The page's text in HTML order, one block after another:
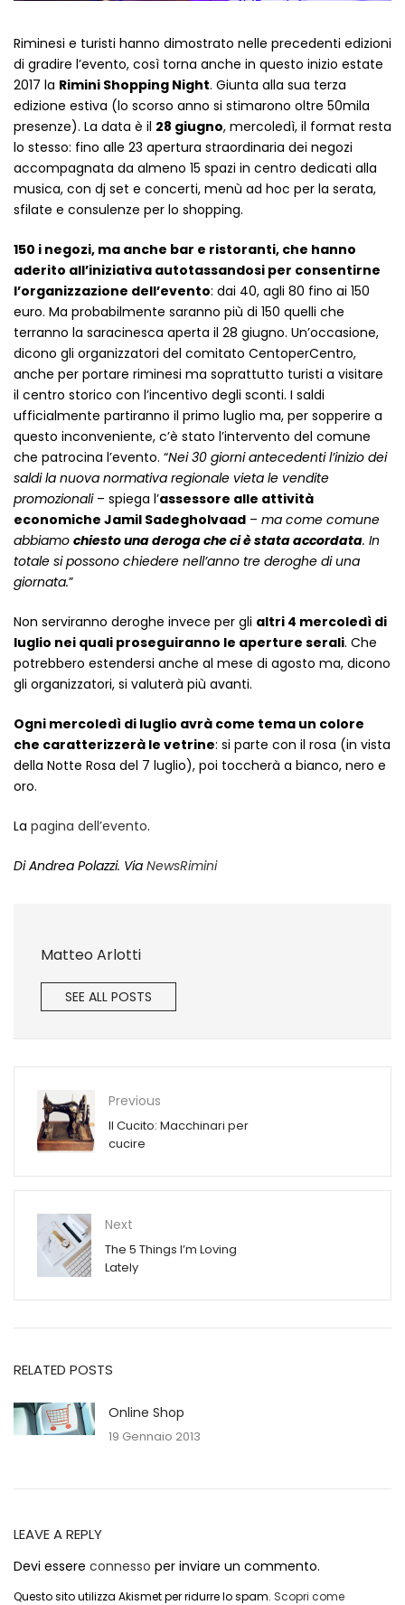
Filati (32)
filati cucirini e affini (9)
Fodere (5)
Guanti (1)
LANA (27)
Minuterie (58)
Nastri, fettucce, cordoni, (49)
Prodotti per la sartoria (34)
Ricamo (119)
Quadri Mezzo Punto (92)
Canovacci Completi di Filati e Ago (24)
Sciarpe (8)
Set di Bottoni Vintage (77)
Swarovski (2)
Vintage (165)
Riminesi e turisti hanno dimostrato nelle precedenti edizioni
di gradire l’evento, così torna anche in questo inizio estate
2017 la Rimini Shopping Night. Giunta alla sua terza
edizione estiva (lo scorso anno si stimarono oltre 50mila
presenze). La data è il 28 giugno, mercoledì, il format resta
lo stesso: fino alle 23 apertura straordinaria dei negozi
accompagnata da almeno 15 spazi in centro dedicati alla
musica, con dj set e concerti, menù ad hoc per la serata,
sfilate e consulenze per lo shopping.
150 i negozi, ma anche bar e ristoranti, che hanno
aderito all’iniziativa autotassandosi per consentirne
l’organizzazione dell’evento: dai 40, agli 80 fino ai 150
euro. Ma probabilmente saranno più di 150 quelli che
terranno la saracinesca aperta il 28 giugno. Un’occasione,
dicono gli organizzatori del comitato CentoperCentro,
anche per portare riminesi ma soprattutto turisti a visitare
il centro storico con l’incentivo degli sconti. I saldi
ufficialmente partiranno il primo luglio ma, per sopperire a
questo inconveniente, c’è stato l’intervento del comune
che patrocina l’evento. “Nei 30 giorni antecedenti l’inizio dei
saldi la nuova normativa regionale vieta le vendite
promozionali– spiega l’assessore alle attività
economiche Jamil Sadegholvaad – ma come comune
abbiamo chiesto una deroga che ci è stata accordata. In
totale si possono chiedere nell’anno tre deroghe di una
giornata.”
Non serviranno deroghe invece per gli altri 4 mercoledì di
luglio nei quali proseguiranno le aperture serali. Che
potrebbero estendersi anche al mese di agosto ma, dicono
gli organizzatori, si valuterà più avanti.
Ogni mercoledì di luglio avrà come tema un colore
che caratterizzerà le vetrine: si parte con il rosa (in vista
della Notte Rosa del 7 luglio), poi toccherà a bianco, nero e
oro.
La pagina dell’evento.
Di Andrea Polazzi. Via NewsRimini
Matteo Arlotti
SEE ALL POSTS
Previous
Il Cucito: Macchinari per
cucire
Next
The 5 Things I’m Loving
Lately
RELATED POSTS
Online Shop
19 Gennaio 2013
LEAVE A REPLY
Devi essere connesso per inviare un commento.
Questo sito utilizza Akismet per ridurre lo spam. Scopri come